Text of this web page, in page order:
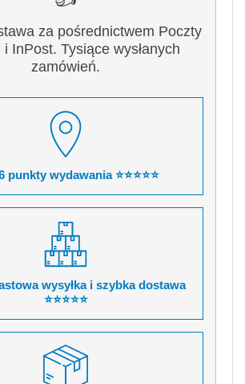
za pośrednictwem Poczty
i InPost. Tysiące wysłanych
zamówień.
punkty wydawania ⭐⭐⭐⭐⭐
wysyłka i szybka dostawa
⭐⭐⭐⭐⭐